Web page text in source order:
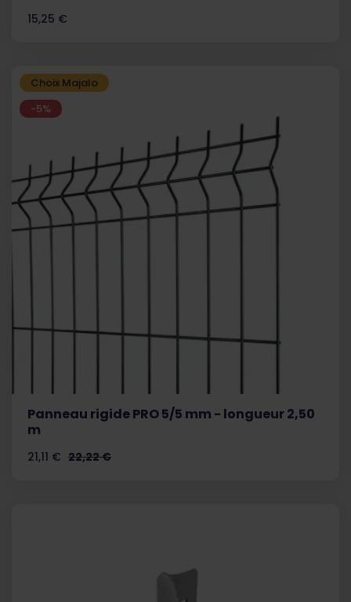
Prix
15,25 €
Panneau rigide PRO 5/5 mm - longueur 2,50
m
Prix
21,11 € Prix
22,22 €
Choix Majalo
-5%